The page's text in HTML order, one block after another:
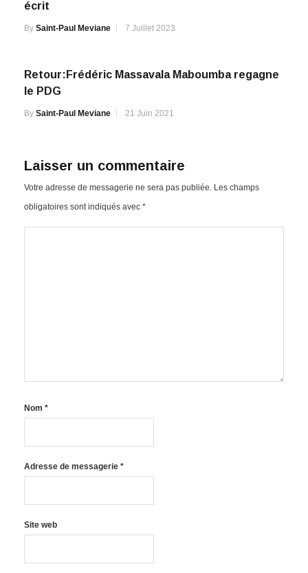
écrit
By Saint-Paul Meviane 7 Juillet 2023
Retour:Frédéric Massavala Maboumba regagne
le PDG
By Saint-Paul Meviane 21 Juin 2021
Laisser un commentaire
Votre adresse de messagerie ne sera pas publiée. Les champs
obligatoires sont indiqués avec *
Nom *
Adresse de messagerie *
Site web